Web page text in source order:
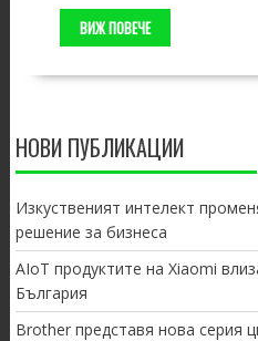
ВИЖ ПОВЕЧЕ
НОВИ ПУБЛИКАЦИИ
Изкуственият интелект
решение за бизнеса
AIoT продуктите на Xiaomi
България
Brother представя нова серия